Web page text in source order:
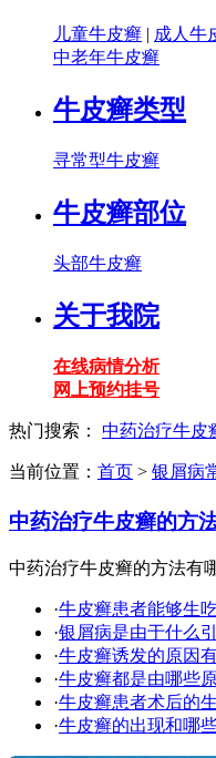
儿童牛皮癣 | 成人牛
中老年牛皮癣
牛皮癣类型
寻常型牛皮癣
牛皮癣部位
头部牛皮癣
关于我院
在线病情分析
网上预约挂号
热门搜索： 中药治疗牛皮
当前位置： 首页 > 银屑病
中药治疗牛皮癣的方
中药治疗牛皮癣的方法有
·牛皮癣患者能够生
·银屑病是由于什么引
·牛皮癣诱发的原因
·牛皮癣都是由哪些
·牛皮癣患者术后的生
·牛皮癣的出现和哪